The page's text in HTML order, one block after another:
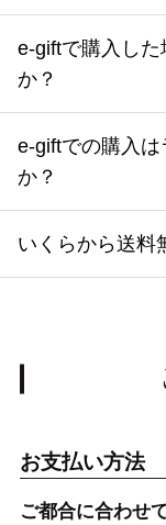
e-giftで購入し
か？
e-giftでの購入
か？
いくらから送料
お支払い方法
ご都合に合わせ